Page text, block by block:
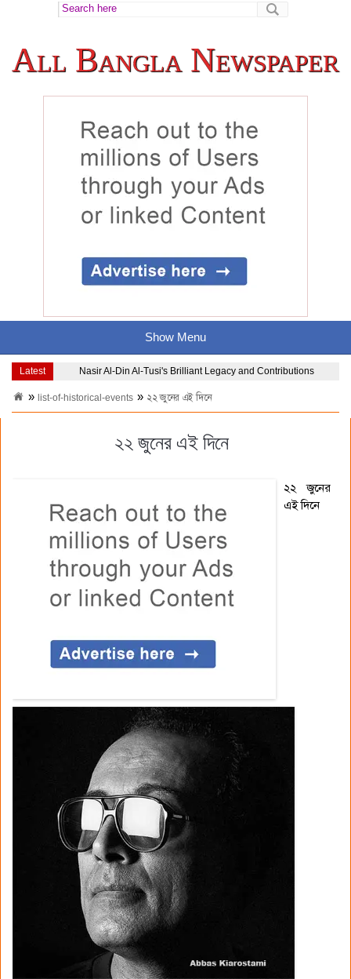
All Bangla Newspaper
Show Menu
Latest Nasir Al-Din Al-Tusi's Brilliant Legacy and Contributions
list-of-historical-events ২২ জুনের এই দিনে
২২ জুনের এই দিনে
২২ জুনের
এই দিনে